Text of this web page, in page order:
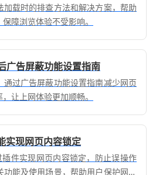
载时的排查方法和解决方案，帮助
障浏览体验不受影响。
广告屏蔽功能设置指南
过广告屏蔽功能设置指南减少网页
让上网体验更加顺畅。
实现网页内容锁定
件实现网页内容锁定，防止误操作
能及使用场景，帮助用户保护网页